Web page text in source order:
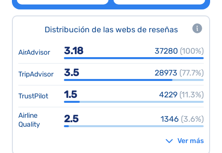
Distribución de las webs de reseñas
AirAdvisor 3.18 37280 (100%)
TripAdvisor 3.5 28973 (77.7%)
TrustPilot 1.5 4229 (11.3%)
Airline
Quality
2.5 1346 (3.6%)
Ver más